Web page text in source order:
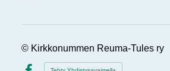
© Kirkkonummen Reuma-Tules ry